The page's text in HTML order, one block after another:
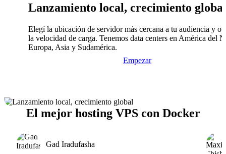
Lanzamiento local, crecimiento global
Elegí la ubicación de servidor más cercana a tu audiencia y
la velocidad de carga. Tenemos data centers en América del
Europa, Asia y Sudamérica.
Empezar
El mejor hosting VPS con Docker
Gad Iradufasha